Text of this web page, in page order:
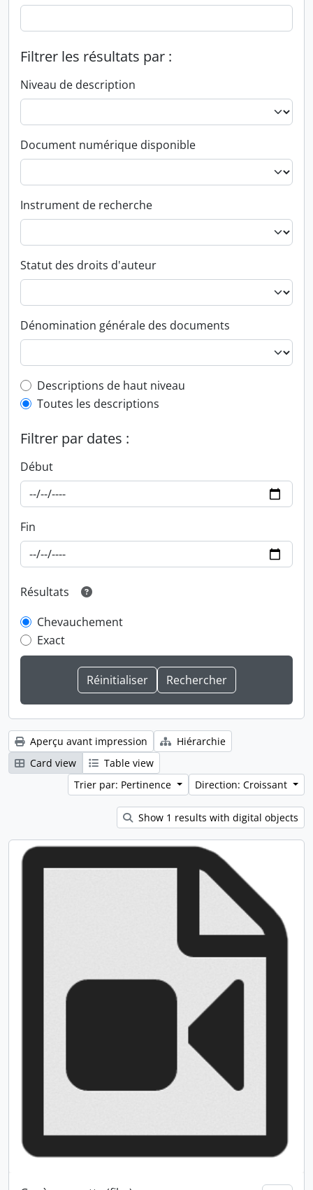
Filtrer les résultats par :
Niveau de description
Document numérique disponible
Instrument de recherche
Statut des droits d'auteur
Dénomination générale des documents
Top-level description filter
Descriptions de haut niveau
Toutes les descriptions
Filtrer par dates :
Début
Fin
Résultats
Chevauchement
Exact
Aperçu avant impression
Hiérarchie
Card view
Table view
Trier par: Pertinence
Direction: Croissant
Show 1 results with digital objects